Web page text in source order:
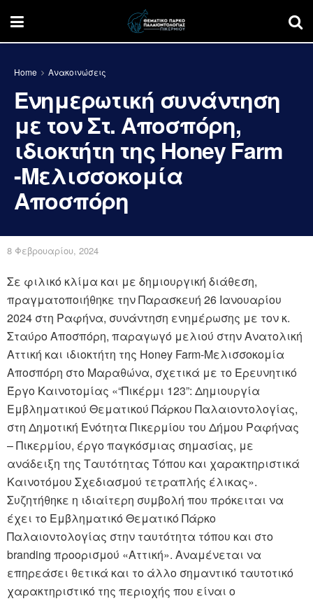
Home Ανακοινώσεις
Ενημερωτική συνάντηση
με τον Στ. Αποσπόρη,
ιδιοκτήτη της Honey Farm
-Μελισσοκομία
Αποσπόρη
8 Φεβρουαρίου, 2024
Σε φιλικό κλίμα και με δημιουργική διάθεση,
πραγματοποιήθηκε την Παρασκευή 26 Ιανουαρίου
2024 στη Ραφήνα, συνάντηση ενημέρωσης με τον κ.
Σταύρο Αποσπόρη, παραγωγό μελιού στην Ανατολική
Αττική και ιδιοκτήτη της Honey Farm-Μελισσοκομία
Αποσπόρη στο Μαραθώνα, σχετικά με το Ερευνητικό
Έργο Καινοτομίας «“Πικέρμι 123”: Δημιουργία
Εμβληματικού Θεματικού Πάρκου Παλαιοντολογίας,
στη Δημοτική Ενότητα Πικερμίου του Δήμου Ραφήνας
– Πικερμίου, έργο παγκόσμιας σημασίας, με
ανάδειξη της Ταυτότητας Τόπου και χαρακτηριστικά
Καινοτόμου Σχεδιασμού τετραπλής έλικας».
Συζητήθηκε η ιδιαίτερη συμβολή που πρόκειται να
έχει το Εμβληματικό Θεματικό Πάρκο
Παλαιοντολογίας στην ταυτότητα τόπου και στο
branding προορισμού «Αττική». Αναμένεται να
επηρεάσει θετικά και το άλλο σημαντικό ταυτοτικό
χαρακτηριστικό της περιοχής που είναι ο